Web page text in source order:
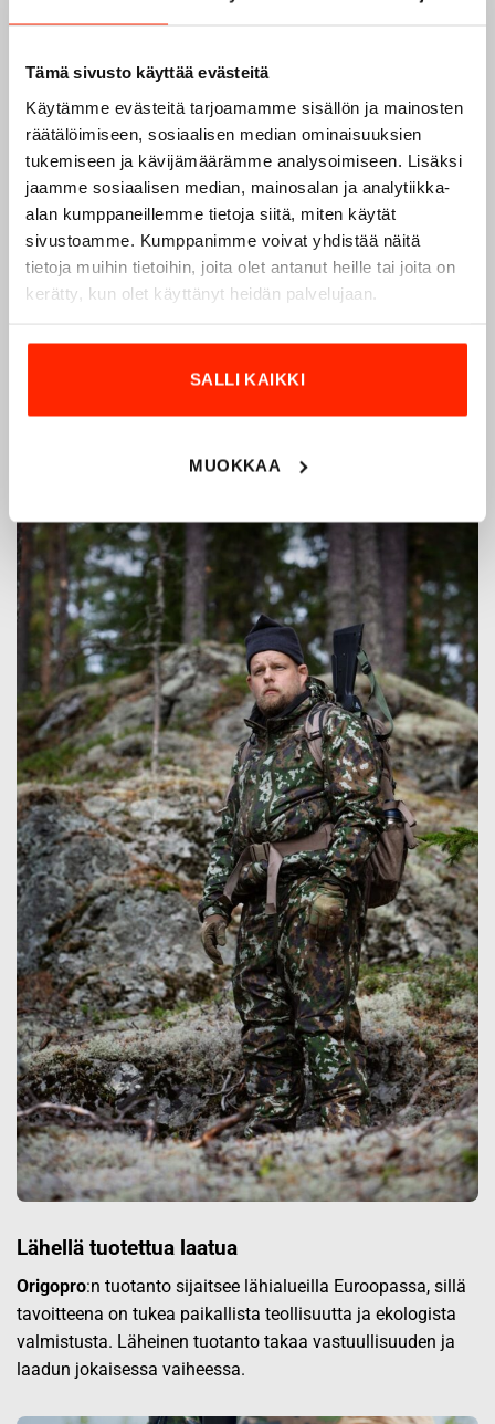
Tämä sivusto käyttää evästeitä
Käytämme evästeitä tarjoamamme sisällön ja mainosten
räätälöimiseen, sosiaalisen median ominaisuuksien
tukemiseen ja kävijämäärämme analysoimiseen. Lisäksi
jaamme sosiaalisen median, mainosalan ja analytiikka-
alan kumppaneillemme tietoja siitä, miten käytät
sivustoamme. Kumppanimme voivat yhdistää näitä
tietoja muihin tietoihin, joita olet antanut heille tai joita on
kerätty, kun olet käyttänyt heidän palvelujaan.
SALLI KAIKKI
MUOKKAA
Origopro – Suomalainen laatumerkki vuodesta
1975
Origoproon suomalainen turvallisuus- ja
ulkoiluvaatetukseen erikoistunut yritys, joka on toiminut
jotka on kehitetty vuosikymmenten kokemuksella
puolustusvoimien ja poliisin sopimusvalmistajana.
innovoimaan entistä parempia ratkaisuja.
Lähellä tuotettua laatua
Origopro:n tuotanto sijaitsee lähialueilla Euroopassa, sillä
tavoitteena on tukea paikallista teollisuutta ja ekologista
valmistusta. Läheinen tuotanto takaa vastuullisuuden ja
laadun jokaisessa vaiheessa.